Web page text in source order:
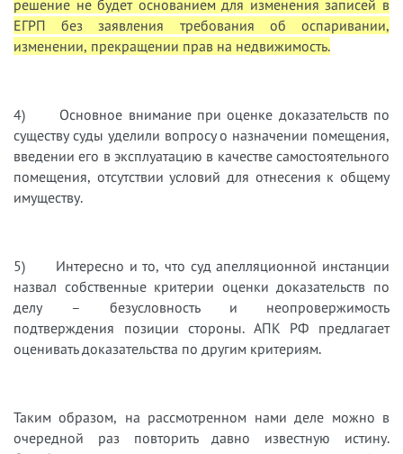
решение не будет основанием для изменения записей в
ЕГРП без заявления требования об оспаривании,
изменении, прекращении прав на недвижимость.
4) Основное внимание при оценке доказательств по
существу суды уделили вопросу о назначении помещения,
введении его в эксплуатацию в качестве самостоятельного
помещения, отсутствии условий для отнесения к общему
имуществу.
5) Интересно и то, что суд апелляционной инстанции
назвал собственные критерии оценки доказательств по
делу – безусловность и неопровержимость
подтверждения позиции стороны. АПК РФ предлагает
оценивать доказательства по другим критериям.
Таким образом, на рассмотренном нами деле можно в
очередной раз повторить давно известную истину.